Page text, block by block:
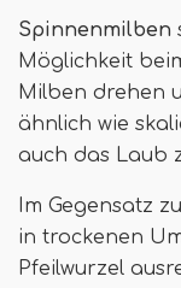
Spinnenmilben
Möglichkeit
Milben drehen
ähnlich wie
auch das Laub
Im Gegensatz
in trockenen
Pfeilwurzel